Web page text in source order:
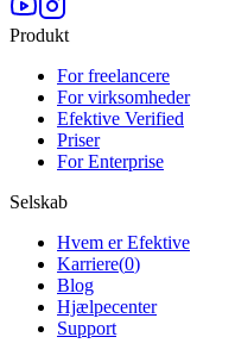
Produkt
For freelancere
For virksomheder
Efektive Verified
Priser
For Enterprise
Selskab
Hvem er Efektive
Karriere(0)
Blog
Hjælpecenter
Support